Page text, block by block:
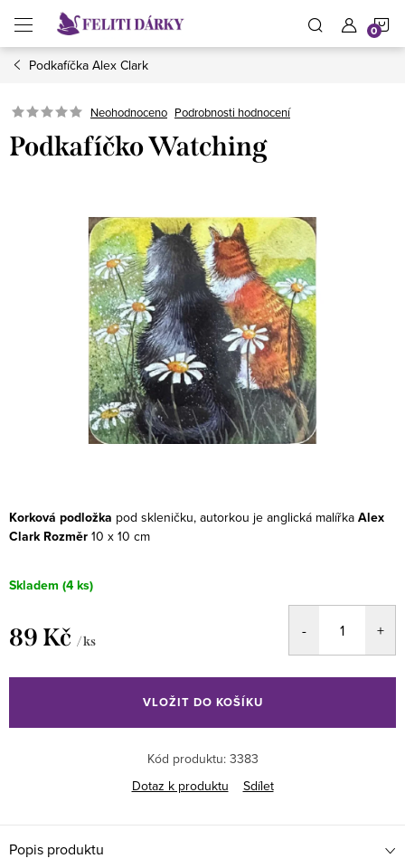
obsah
Podkafíčka Alex Clark
Neohodnoceno Podrobnosti hodnocení
Podkafíčko Watching
Korková podložka pod skleničku, autorkou je anglická malířka Alex
Clark Rozměr 10 x 10 cm
Skladem (4 ks)
89 Kč / ks
cena:
VLOŽIT DO KOŠÍKU
Kód produktu: 3383
Dotaz k produktu
Sdílet
Popis produktu